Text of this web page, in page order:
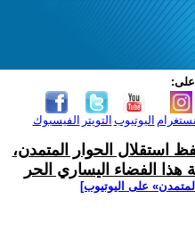
على:
الفيسبوك التويتر اليوتيوب
استقلال الحوار المتمدن،
الفضاء اليساري الحر
على اليوتيوب]